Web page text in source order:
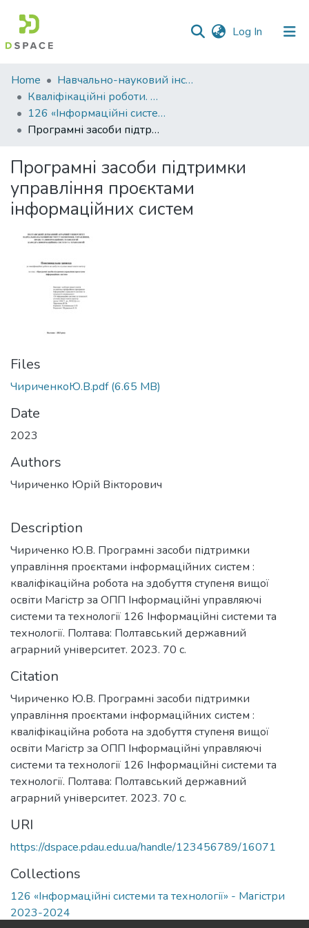
Log In (current)
Communities
&
Collections
All of DSpace
Statistics
Home
Навчально-науковий інститут економіки, управління, права та інформаційних технологій
Кваліфікаційні роботи. ННІ економіки, управління, права та ІТ
126 «Інформаційні системи та технології» - Магістри 2023-2024
Програмні засоби підтримки управління проєктами інформаційних систем
Програмні засоби підтримки
управління проєктами
інформаційних систем
Files
ЧириченкоЮ.В.pdf(6.65 MB)
Date
2023
Authors
Чириченко Юрій Вікторович
Description
Чириченко Ю.В. Програмні засоби підтримки
управління проєктами інформаційних систем :
кваліфікаційна робота на здобуття ступеня вищої
освіти Магістр за ОПП Інформаційні управляючі
системи та технології 126 Інформаційні системи та
технології. Полтава: Полтавський державний
аграрний університет. 2023. 70 с.
Citation
Чириченко Ю.В. Програмні засоби підтримки
управління проєктами інформаційних систем :
кваліфікаційна робота на здобуття ступеня вищої
освіти Магістр за ОПП Інформаційні управляючі
системи та технології 126 Інформаційні системи та
технології. Полтава: Полтавський державний
аграрний університет. 2023. 70 с.
URI
https://dspace.pdau.edu.ua/handle/123456789/16071
Collections
126 «Інформаційні системи та технології» - Магістри
2023-2024